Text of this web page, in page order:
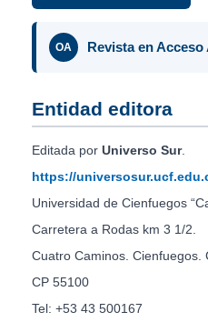
OA Revista en
Entidad editora
Editada por Universo Sur.
https://
Universidad de Cienfuegos
Carretera a Rodas km 3 1/2.
Cuatro Caminos. Cienfuegos.
CP 55100
Tel: +53 43 500167